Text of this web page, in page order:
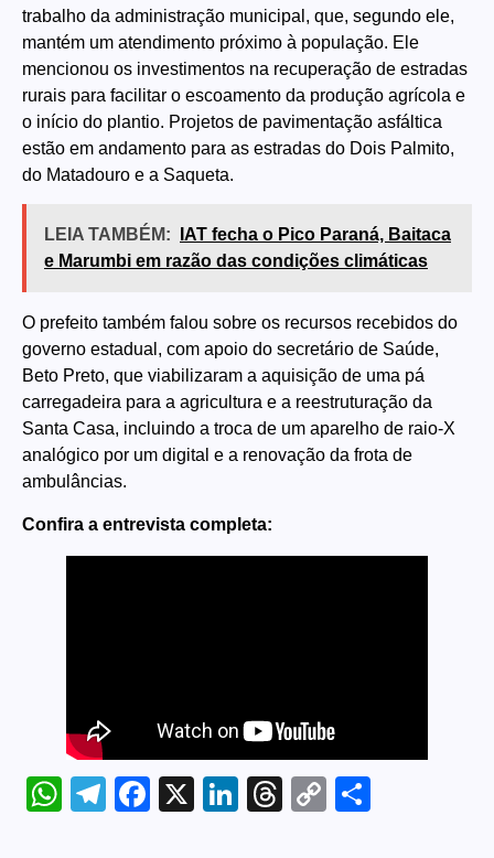
trabalho da administração municipal, que, segundo ele,
mantém um atendimento próximo à população. Ele
mencionou os investimentos na recuperação de estradas
rurais para facilitar o escoamento da produção agrícola e
o início do plantio. Projetos de pavimentação asfáltica
estão em andamento para as estradas do Dois Palmito,
do Matadouro e a Saqueta.
LEIA TAMBÉM:
IAT fecha o Pico Paraná, Baitaca
e Marumbi em razão das condições climáticas
O prefeito também falou sobre os recursos recebidos do
governo estadual, com apoio do secretário de Saúde,
Beto Preto, que viabilizaram a aquisição de uma pá
carregadeira para a agricultura e a reestruturação da
Santa Casa, incluindo a troca de um aparelho de raio-X
analógico por um digital e a renovação da frota de
ambulâncias.
Confira a entrevista completa:
WhatsApp
Telegram
Facebook
X LinkedIn
Threads
Copy